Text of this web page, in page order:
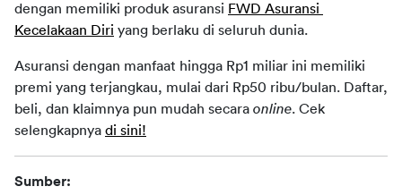
dengan memiliki produk asuransi FWD Asuransi
Kecelakaan Diri yang berlaku di seluruh dunia.
Asuransi dengan manfaat hingga Rp1 miliar ini memiliki
premi yang terjangkau, mulai dari Rp50 ribu/bulan. Daftar,
beli, dan klaimnya pun mudah secara online. Cek
selengkapnya di sini!
Sumber: